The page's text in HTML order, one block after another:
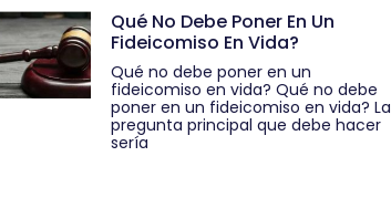
Qué No Debe Poner En Un
Fideicomiso En Vida?
Qué no debe poner en un
fideicomiso en vida? Qué no debe
poner en un fideicomiso en vida? La
pregunta principal que debe hacer
sería